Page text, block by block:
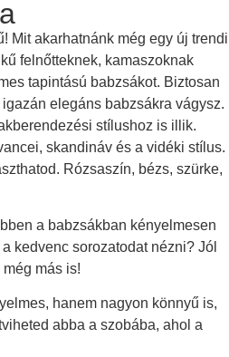
Mit akarhatnánk még egy új trendi
felnőtteknek, kamaszoknak
tapintású babzsákot. Biztosan
elegáns babzsákra vágysz.
stílushoz is illik.
skandináv és a vidéki stílus.
Rózsaszín, bézs, szürke,
a babzsákban kényelmesen
kedvenc sorozatodat nézni? Jól
más is!
hanem nagyon könnyű is,
abba a szobába, ahol a